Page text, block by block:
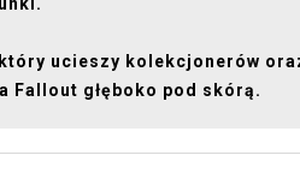
ucieszy kolekcjonerów
Fallout głęboko pod skórą.